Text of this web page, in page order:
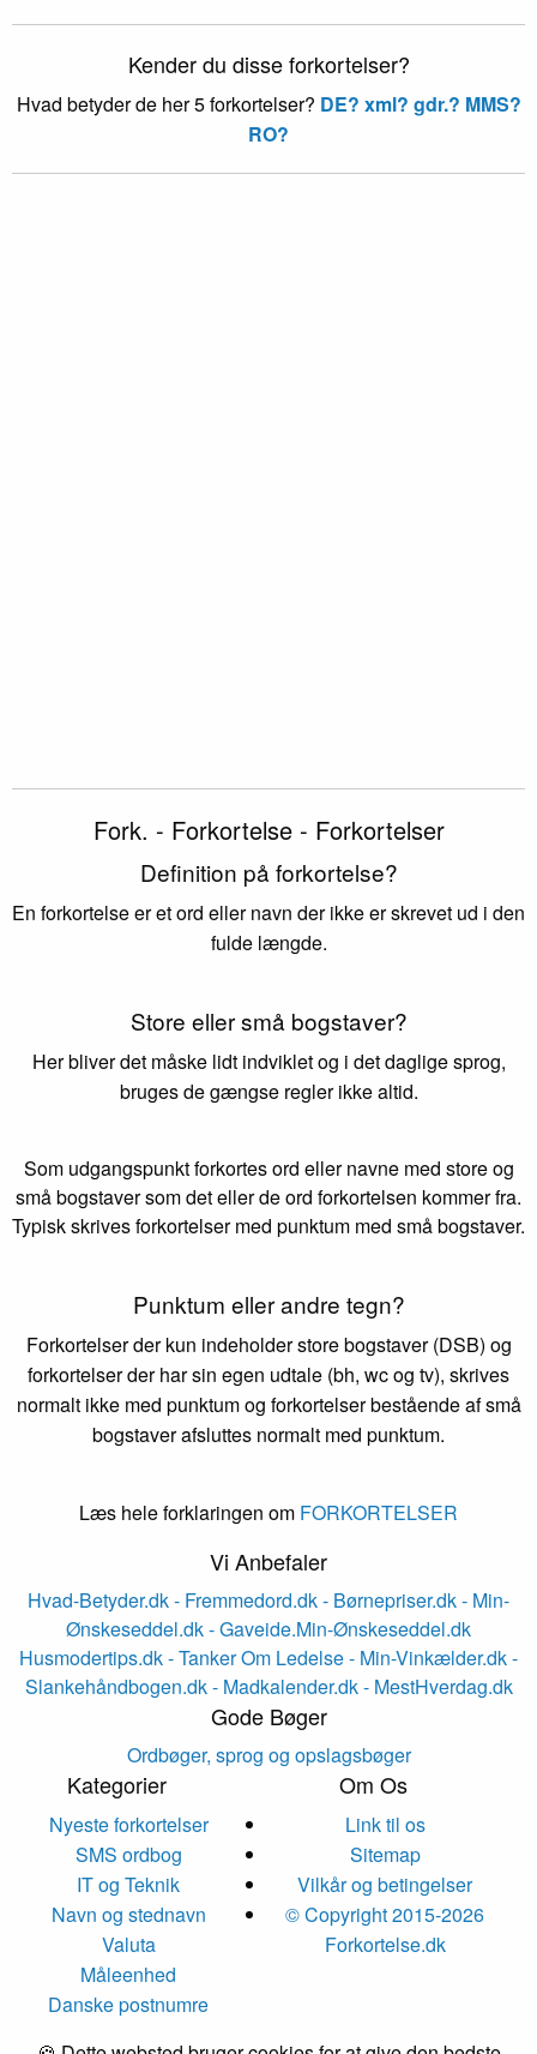
Kender du disse forkortelser?
Hvad betyder de her 5 forkortelser? DE? xml? gdr.? MMS?
RO?
Fork. - Forkortelse - Forkortelser
Definition på forkortelse?
En forkortelse er et ord eller navn der ikke er skrevet ud i den
fulde længde.
Store eller små bogstaver?
Her bliver det måske lidt indviklet og i det daglige sprog,
bruges de gængse regler ikke altid.
Som udgangspunkt forkortes ord eller navne med store og
små bogstaver som det eller de ord forkortelsen kommer fra.
Typisk skrives forkortelser med punktum med små bogstaver.
Punktum eller andre tegn?
Forkortelser der kun indeholder store bogstaver (DSB) og
forkortelser der har sin egen udtale (bh, wc og tv), skrives
normalt ikke med punktum og forkortelser bestående af små
bogstaver afsluttes normalt med punktum.
Læs hele forklaringen om FORKORTELSER
Vi Anbefaler
Hvad-Betyder.dk- Fremmedord.dk- Børnepriser.dk- Min-
Ønskeseddel.dk- Gaveide.Min-Ønskeseddel.dk
Husmodertips.dk- Tanker Om Ledelse- Min-Vinkælder.dk-
Slankehåndbogen.dk- Madkalender.dk- MestHverdag.dk
Gode Bøger
Ordbøger, sprog og opslagsbøger
Kategorier
Nyeste forkortelser
SMS ordbog
IT og Teknik
Navn og stednavn
Valuta
Måleenhed
Danske postnumre
Om Os
Link til os
Sitemap
Vilkår og betingelser
© Copyright 2015-2026
Forkortelse.dk